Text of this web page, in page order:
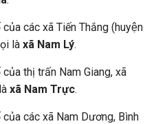
các xã Tiến Thắng (huyện
là xã Nam Lý.
thị trấn Nam Giang, xã
xã Nam Trực.
các xã Nam Dương, Bình